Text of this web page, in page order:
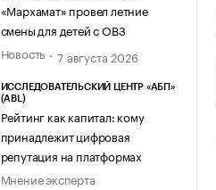
«Мархамат» провел летние
смены для детей с ОВЗ
Новость
7 августа 2026
ИССЛЕДОВАТЕЛЬСКИЙ ЦЕНТР «АБП»
(ABL)
Рейтинг как капитал: кому
принадлежит цифровая
репутация на платформах
Мнение эксперта